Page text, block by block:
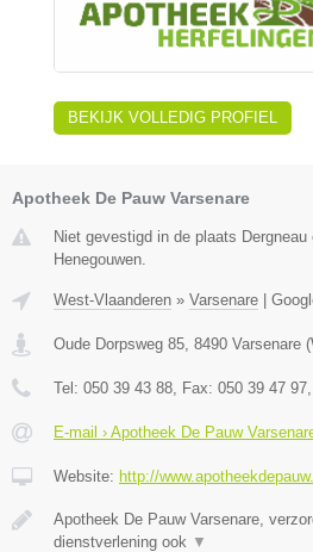
BEKIJK VOLLEDIG PROFIEL
Apotheek De Pauw Varsenare
Niet gevestigd in de plaats
Henegouwen.
West-Vlaanderen » Varsenare
Oude Dorpsweg 85 8490 Varsenare (
Tel: 050 39 43 88 , Fax: 050 39 47 97
E-mail › Apotheek De Pauw
Website: http://
Apotheek De Pauw Varsenare,
dienstverlening ook ▼